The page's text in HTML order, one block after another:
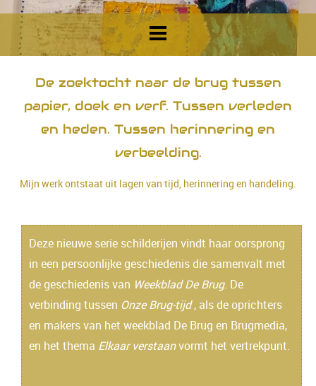
De zoektocht naar de brug tussen
papier, doek en verf. Tussen verleden
en heden. Tussen herinnering en
verbeelding.
Mijn werk ontstaat uit lagen van tijd, herinnering en handeling.
Deze nieuwe serie schilderijen vindt haar oorsprong
in een persoonlijke geschiedenis die samenvalt met
de geschiedenis van Weekblad De Brug. De
verbinding tussen Onze Brug-tijd, als de oprichters
en makers van het weekblad De Brug en Brugmedia,
en het thema Elkaar verstaanvormt het vertrekpunt.